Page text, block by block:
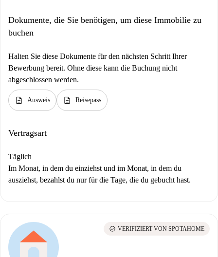
Dokumente, die Sie benötigen, um diese Immobilie zu
buchen
Halten Sie diese Dokumente für den nächsten Schritt Ihrer
Bewerbung bereit. Ohne diese kann die Buchung nicht
abgeschlossen werden.
description Ausweis description Reisepass
Vertragsart
Täglich
Im Monat, in dem du einziehst und im Monat, in dem du
ausziehst, bezahlst du nur für die Tage, die du gebucht hast.
check_circle VERIFIZIERT VON SPOTAHOME